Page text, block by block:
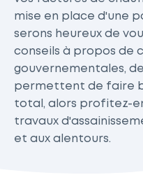
mise en place d'une
serons heureux de
conseils à propos de
gouvernementales,
permettent de faire
total, alors profitez-
travaux
et aux alentours.